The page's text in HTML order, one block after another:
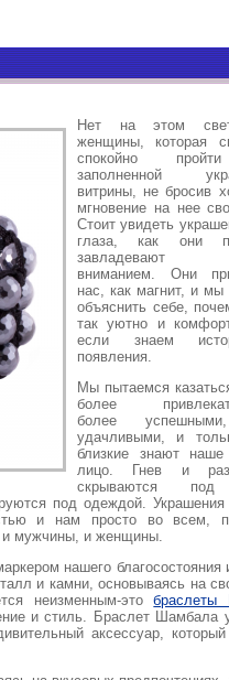
Нет на этом
женщины, которая
спокойно
заполненной
витрины, не бросив
мгновение на нее
Стоит увидеть
глаза, как они
завладевают
вниманием. Они
нас, как магнит, и
объяснить себе,
так уютно и
если знаем
появления.
Мы пытаемся
более
более
удачливыми, и
близкие знают наше
лицо. Гнев и
скрываются под
под одеждой.
и нам просто во всем,
и мужчины, и женщины.
нашего благосостояния
и камни, основываясь на
неизменным-этобраслеты
и стиль. Браслет Шамбала
аксессуар,